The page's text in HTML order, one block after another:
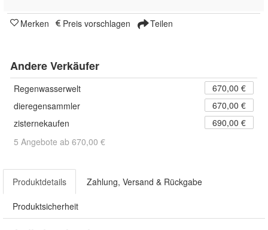
Merken Preis vorschlagen Teilen
Andere Verkäufer
Regenwasserwelt
670,00 €
dieregensammler
670,00 €
zisternekaufen
690,00 €
5 Angebote ab 670,00 €
Produktdetails Zahlung, Versand & Rückgabe
Produktsicherheit